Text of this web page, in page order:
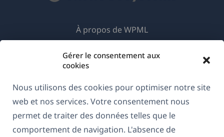
Gérer le consentement aux
cookies
Nous utilisons des cookies pour optimiser notre site
web et nos services. Votre consentement nous
permet de traiter des données telles que le
comportement de navigation. L'absence de
Français
À propos de WPML
Rejoignez notre équipe
une
nouvelle
fenêtre)
(s'ouvre
dans
une
(s'ouvre
dans
une
(s'ouvre
dans
une
nouvelle